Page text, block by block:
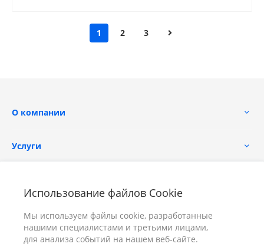
Использование файлов Cookie
Мы используем файлы cookie, разработанные
нашими специалистами и третьими лицами,
для анализа событий на нашем веб-сайте.
1 2 3
О компании
Услуги